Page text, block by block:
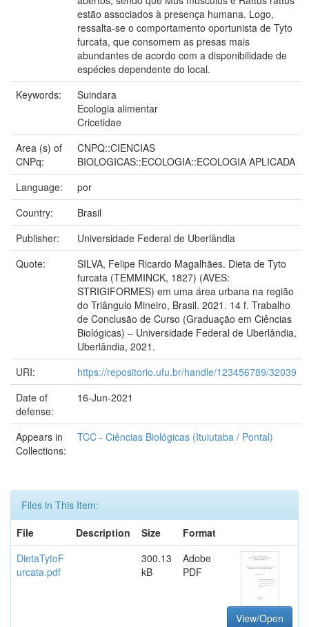
estão associados à presença humana. Logo,
ressalta-se o comportamento oportunista de Tyto
furcata, que consomem as presas mais
abundantes de acordo com a disponibilidade de
espécies dependente do local.
Keywords:
Suindara
Ecologia alimentar
Cricetidae
Area (s) of
CNPq:
CNPQ::CIENCIAS
BIOLOGICAS::ECOLOGIA::ECOLOGIA APLICADA
Language:
por
Country:
Brasil
Publisher:
Universidade Federal de Uberlândia
Quote:
SILVA, Felipe Ricardo Magalhães. Dieta de Tyto
furcata (TEMMINCK, 1827) (AVES:
STRIGIFORMES) em uma área urbana na região
do Triângulo Mineiro, Brasil. 2021. 14 f. Trabalho
de Conclusão de Curso (Graduação em Ciências
Biológicas) – Universidade Federal de Uberlândia,
Uberlândia, 2021.
URI:
https://repositorio.ufu.br/handle/123456789/32039
Date of
defense:
16-Jun-2021
Appears in
Collections:
TCC - Ciências Biológicas (Ituiutaba / Pontal)
Files in This Item:
File
Description Size
Format
DietaTytoF
urcata.pdf
300.13
kB
Adobe
PDF
View/Open